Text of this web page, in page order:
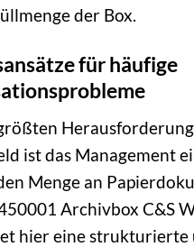
der Box.
für häufige
ist das Management
Menge an
Archivbox C&S
hier eine strukturierte